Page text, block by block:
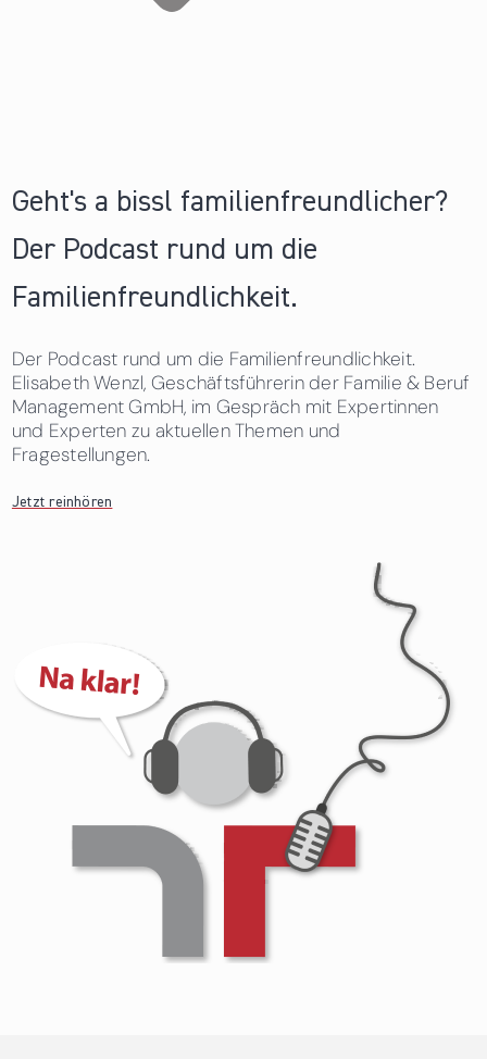
Geht's a bissl familienfreundlicher?
Der Podcast rund um die
Familienfreundlichkeit.
Der Podcast rund um die Familienfreundlichkeit.
Elisabeth Wenzl, Geschäftsführerin der Familie & Beruf
Management GmbH, im Gespräch mit Expertinnen
und Experten zu aktuellen Themen und
Fragestellungen.
Jetzt reinhören